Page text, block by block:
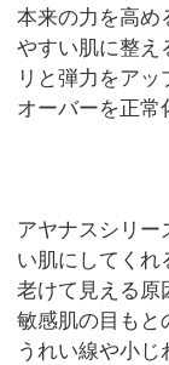
本来の力を高め
やすい肌に整え
リと弾力をア
オーバーを正常
アヤナスシリー
い肌にしてくれ
老けて見える原
敏感肌の目もと
うれい線や小じ